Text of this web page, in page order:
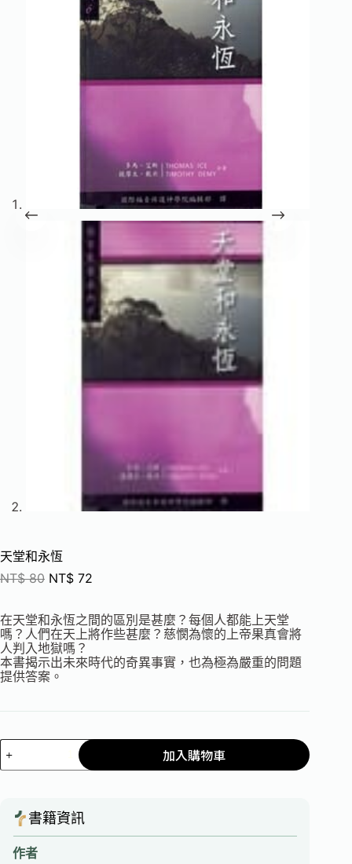
天堂和永恆
NT$80 NT$ 72
在天堂和永恆之間的區別是甚麼？每個人都能上天堂
嗎？人們在天上將作些甚麼？慈憫為懷的上帝果真會將
人判入地獄嗎？
本書揭示出未來時代的奇異事實，也為極為嚴重的問題
提供答案。
加入購物車
書籍資訊
作者